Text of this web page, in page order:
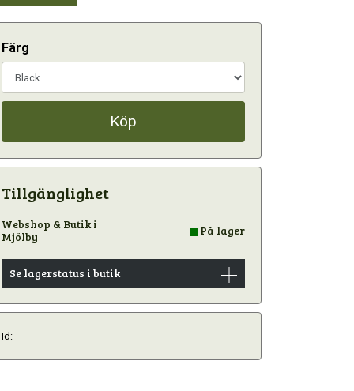
Färg
Köp
Tillgänglighet
Webshop & Butik i
Mjölby
På lager
Se lagerstatus i butik
Id: